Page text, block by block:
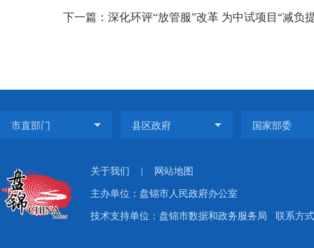
下一篇：深化环评“放管服”改革 为中试项目“减负
关于我们 网站地图
主办单位：盘锦市人民政府办公室
技术支持单位：盘锦市数据和政务服务局 联系方